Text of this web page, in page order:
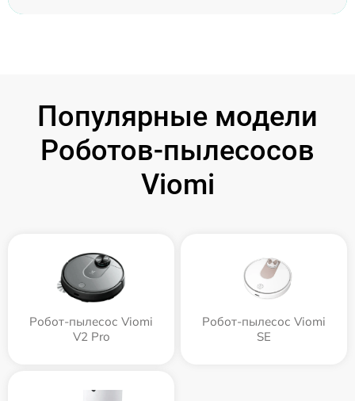
Популярные модели
Роботов-пылесосов
Viomi
Робот-пылесос Viomi
V2 Pro
Робот-пылесос Viomi
SE